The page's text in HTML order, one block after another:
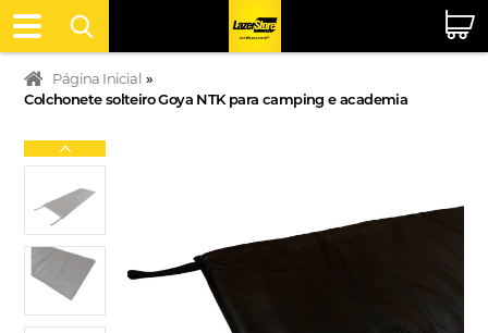
Página Inicial »
Colchonete solteiro Goya NTK para camping e academia